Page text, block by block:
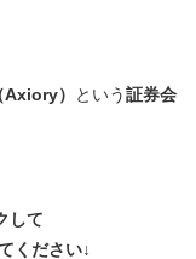
Axiory） という 証券会
して
ください↓